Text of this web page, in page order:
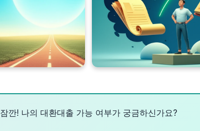
잠깐! 나의 대환대출 가능 여부가 궁금하신가요?